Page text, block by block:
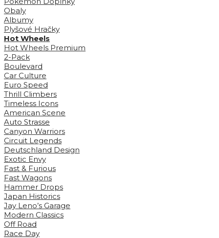
Obaly
Albumy
Plyšové Hračky
Hot Wheels
Hot Wheels Premium
2-Pack
Boulevard
Car Culture
Euro Speed
Thrill Climbers
Timeless Icons
American Scene
Auto Strasse
Canyon Warriors
Circuit Legends
Deutschland Design
Exotic Envy
Fast & Furious
Fast Wagons
Hammer Drops
Japan Historics
Jay Leno’s Garage
Modern Classics
Off Road
Race Day